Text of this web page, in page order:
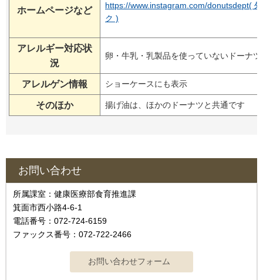
ホームページなど
https://www.instagram.com/donutsdept(
ク )
アレルギー対応状
況
卵・牛乳・乳製品を使っていないドーナツ
アレルゲン情報 ショーケースにも表示
そのほか 揚げ油は、ほかのドーナツと共通です
お問い合わせ
所属課室：健康医療部食育推進課
箕面市西小路4-6-1
電話番号：072-724-6159
ファックス番号：072-722-2466